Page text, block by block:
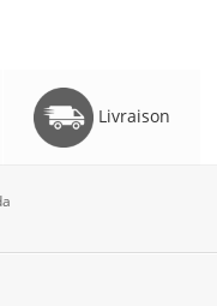
Livraison